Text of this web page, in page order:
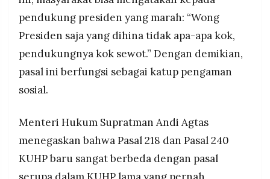
pendukung presiden yang marah: “Wong
Presiden saja yang dihina tidak apa-apa kok,
pendukungnya kok sewot.” Dengan demikian,
pasal ini berfungsi sebagai katup pengaman
sosial.
Menteri Hukum Supratman Andi Agtas
menegaskan bahwa Pasal 218 dan Pasal 240
KUHP baru sangat berbeda dengan pasal